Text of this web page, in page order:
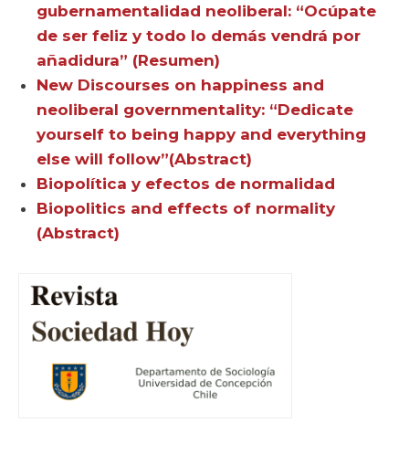
gubernamentalidad neoliberal: “Ocúpate
de ser feliz y todo lo demás vendrá por
añadidura” (Resumen)
New Discourses on happiness and
neoliberal governmentality: “Dedicate
yourself to being happy and everything
else will follow”(Abstract)
Biopolítica y efectos de normalidad
Biopolitics and effects of normality
(Abstract)